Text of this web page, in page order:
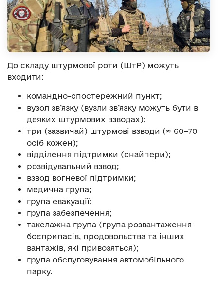
До складу штурмової роти (ШтР) можуть
входити:
командно-спостережний пункт;
вузол зв’язку (вузли зв’язку можуть бути в
деяких штурмових взводах);
три (зазвичай) штурмові взводи (≈ 60–70
осіб кожен);
відділення підтримки (снайпери);
розвідувальний взвод;
взвод вогневої підтримки;
медична група;
група евакуації;
група забезпечення;
такелажна група (група розвантаження
боєприпасів, продовольства та інших
вантажів, які привозяться);
група обслуговування автомобільного
парку.